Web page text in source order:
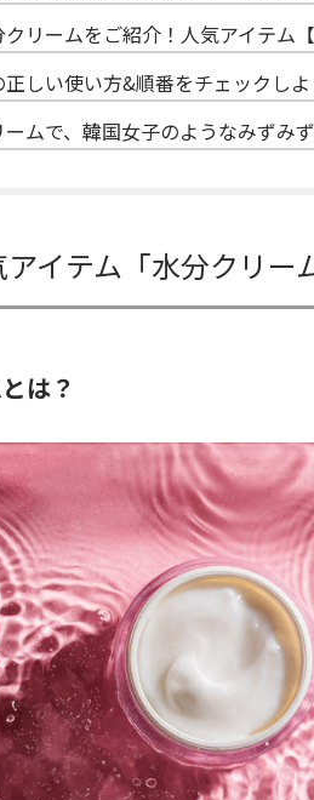
リームをご紹介！人気アイテム【
しい使い方&順番をチェックしよ
ムで、韓国女子のようなみずみ
イテム「水分クリー
は？